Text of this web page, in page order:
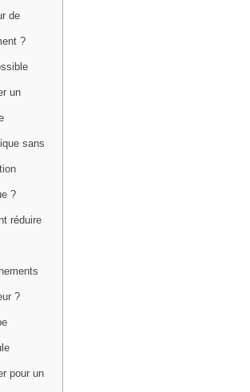
de
?
un
sans
?
réduire
?
pour un